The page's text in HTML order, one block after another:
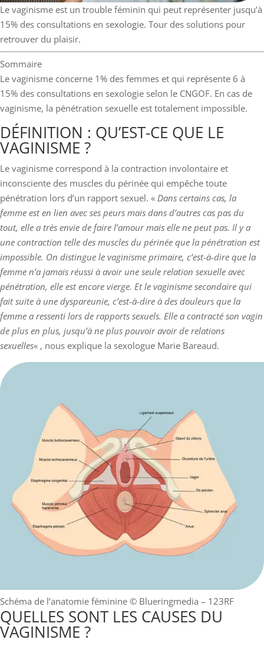
Le vaginisme est un trouble féminin qui peut représenter jusqu’à
15% des consultations en sexologie. Tour des solutions pour
retrouver du plaisir.
Sommaire
Le vaginisme concerne 1% des femmes et qui représente 6 à
15% des consultations en sexologie selon le CNGOF. En cas de
vaginisme, la pénétration sexuelle est totalement impossible.
DÉFINITION : QU’EST-CE QUE LE
VAGINISME ?
Le vaginisme correspond à la contraction involontaire et
inconsciente des muscles du périnée qui empêche toute
pénétration lors d’un rapport sexuel. « Dans certains cas, la
femme est en lien avec ses peurs mais dans d’autres cas pas du
tout, elle a très envie de faire l’amour mais elle ne peut pas. Il y a
une contraction telle des muscles du périnée que la pénétration est
impossible. On distingue le vaginisme primaire, c’est-à-dire que la
femme n’a jamais réussi à avoir une seule relation sexuelle avec
pénétration, elle est encore vierge. Et le vaginisme secondaire qui
fait suite à une dyspareunie, c’est-à-dire à des douleurs que la
femme a ressenti lors de rapports sexuels. Elle a contracté son vagin
de plus en plus, jusqu’à ne plus pouvoir avoir de relations
sexuelles« , nous explique la sexologue Marie Bareaud.
Schéma de l’anatomie féminine © Blueringmedia – 123RF
QUELLES SONT LES CAUSES DU
VAGINISME ?